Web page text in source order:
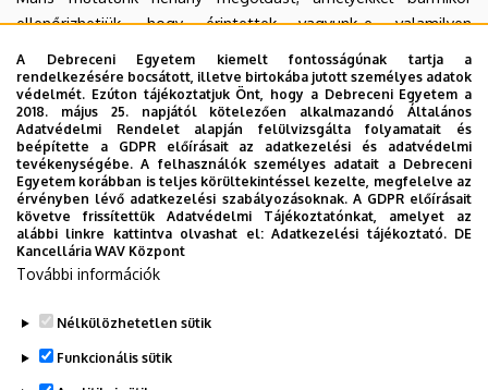
ellenőrizhetjük, hogy érintettek vagyunk-e valamilyen
adatbiztonsági incidensben, vagy a konkrét jelszavunkat
ismerik-e már olyanok, akiknek nagyon nem kellene.
A három legegyszerűbb megoldás az ellenőrzéshez
Ahhoz, hogy pillanatok alatt megbizonyosodjunk a
jelszavainkat érintő biztonsági problémákról, nem kell mást
tennünk, mint ellátogatni a Have i been pwned? nevű
weboldalra. Itt szinte minden nyilvánosságra kerülő
adatszivárgást nyilvántartanak és az oldal képes összevetni az
általunk megadott adatokat a dark weben és egyéb helyeken
publikált adatbázisokkal.
Legutóbbi frissítés: 2023. 08. 24. 22:45
A Debreceni Egyetem kiemelt fontosságúnak tartja a
rendelkezésére bocsátott, illetve birtokába jutott személyes adatok
védelmét. Ezúton tájékoztatjuk Önt, hogy a Debreceni Egyetem a
2018. május 25. napjától kötelezően alkalmazandó Általános
Adatvédelmi Rendelet alapján felülvizsgálta folyamatait és
beépítette a GDPR előírásait az adatkezelési és adatvédelmi
tevékenységébe. A felhasználók személyes adatait a Debreceni
Egyetem korábban is teljes körültekintéssel kezelte, megfelelve az
érvényben lévő adatkezelési szabályozásoknak. A GDPR előírásait
követve frissítettük Adatvédelmi Tájékoztatónkat, amelyet az
alábbi linkre kattintva olvashat el:Adatkezelési tájékoztató. DE
Kancellária WAV Központ
További információk
Nélkülözhetetlen sütik
Funkcionális sütik